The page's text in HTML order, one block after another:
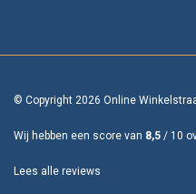
© Copyright 2026 Online
Wij hebben een score van 8,5 / 10
Lees alle reviews